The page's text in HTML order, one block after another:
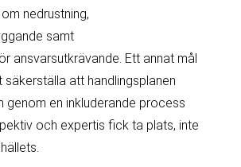
nedrustning,
samt
ansvarsutkrävande. Ett annat mål
säkerställa att handlingsplanen
genom en inkluderande process
och expertis fick ta plats, inte